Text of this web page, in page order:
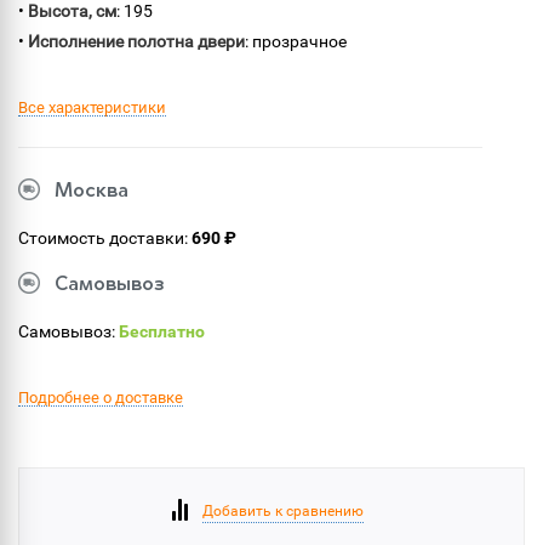
• Высота, см: 195
• Исполнение полотна двери: прозрачное
Все характеристики
Москва
Стоимость доставки:690 ₽
Самовывоз
Самовывоз:Бесплатно
Подробнее о доставке
Добавить к сравнению